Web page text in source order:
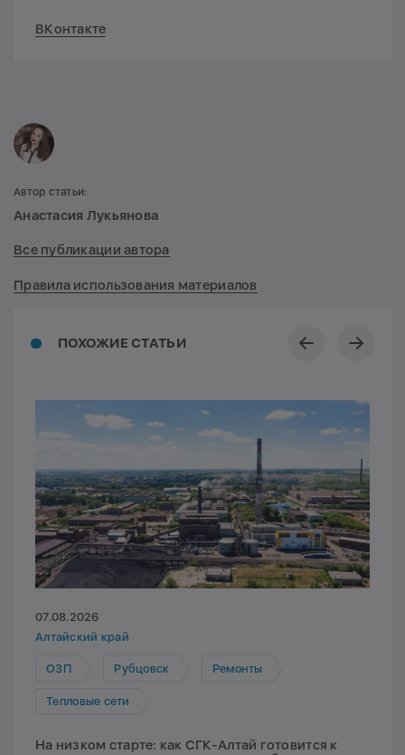
ВКонтакте
ПОХОЖИЕ СТАТЬИ
07.08.2026
Алтайский край
ОЗП Рубцовск Ремонты
Тепловые сети
На низком старте: как СГК-Алтай готовится к
Автор статьи:
Анастасия Лукьянова
Все публикации автора
Правила использования материалов